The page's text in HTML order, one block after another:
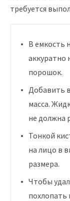
требуется
В емкость
аккуратно
порошок.
Добавить
масса.
не должна
Тонкой
на лицо в
размера.
Чтобы
похлопать